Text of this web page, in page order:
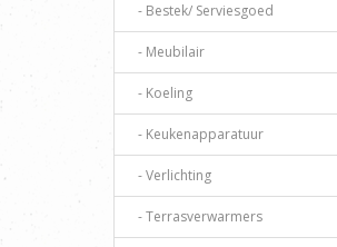
- Bestek/ Serviesgoed
- Meubilair
- Koeling
- Keukenapparatuur
- Verlichting
- Terrasverwarmers